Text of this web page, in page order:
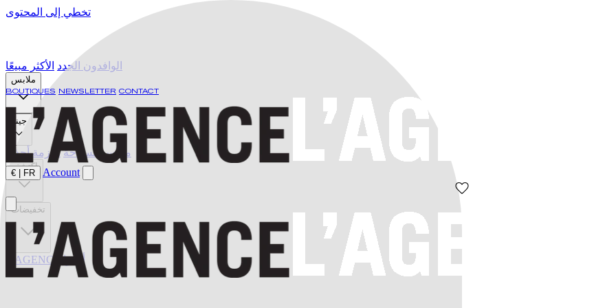
تخطي إلى المحتوى
BOUTIQUES NEWSLETTER CONTACT
FR
€ Account
الوافدون الجدد الأكثر مبيعًا
ملابس
جينز
ملابس السباحة أحزمة أحذية
اكتشف
تخفيضات
L'AGENCE أخيرًا